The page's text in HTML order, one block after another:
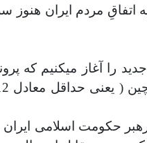
مردم ایران هنوز
حکومت اسلامی